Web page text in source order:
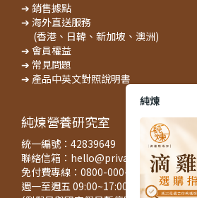
➔ 銷售據點
➔ 海外直送服務
(香港、日韓、新加坡、澳洲)
➔ 會員權益
➔ 常見問題
➔ 產品中英文對照說明書
純煉營養研究室
統一編號：42839649
聯絡信箱：hello@privatecuisine.tw
免付費專線：0800-000-422
週一至週五 09:00~17:00
純煉